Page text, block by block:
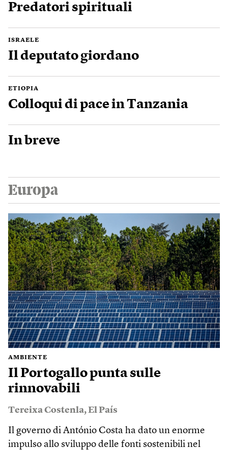
Predatori spirituali
ISRAELE
Il deputato giordano
ETIOPIA
Colloqui di pace in Tanzania
In breve
Europa
AMBIENTE
Il Portogallo punta sulle
rinnovabili
Tereixa Costenla,El País
Il governo di António Costa ha dato un enorme
impulso allo sviluppo delle fonti sostenibili nel